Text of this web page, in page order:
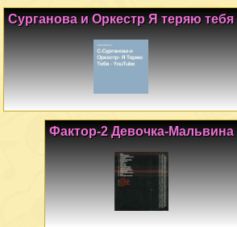
Сурганова и Оркестр Я теряю тебя
Фактор-2 Девочка-Мальвина